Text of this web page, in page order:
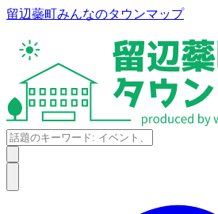
留辺蘂町みんなのタウンマップ